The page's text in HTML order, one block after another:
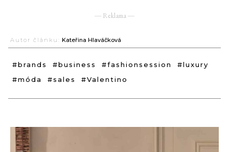
― Reklama ―
Autor článku: Kateřina Hlaváčková
#brands #business #fashionsession
#luxury
#móda
#sales #Valentino